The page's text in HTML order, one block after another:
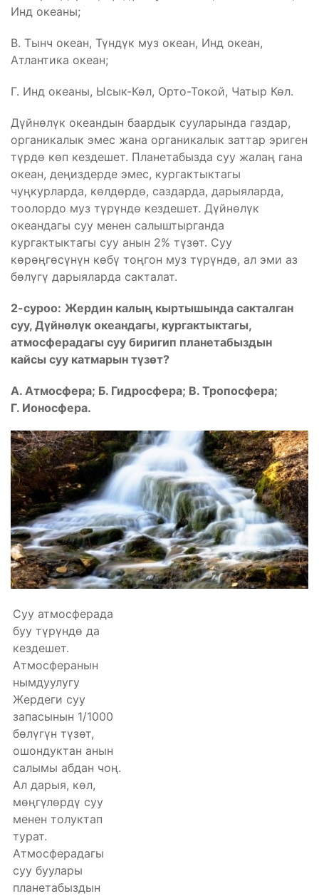
Инд океаны;
В. Тынч океан, Түндүк муз океан, Инд океан,
Атлантика океан;
Г. Инд океаны, Ысык-Көл, Орто-Токой, Чатыр Көл.
Дүйнөлүк океандын баардык сууларында газдар,
органикалык эмес жана органикалык заттар эриген
түрдө көп кездешет. Планетабызда суу жалаң гана
океан, деңиздерде эмес, кургактыктагы
чуңкурларда, көлдөрдө, саздарда, дарыяларда,
тоолордо муз түрүндө кездешет. Дүйнөлүк
океандагы суу менен салыштырганда
кургактыктагы суу анын 2% түзөт. Суу
көрөңгөсүнүн көбү тоңгон муз түрүндө, ал эми аз
бөлүгү дарыяларда сакталат.
2-суроо: Жердин калың кыртышында сакталган
суу, Дүйнөлүк океандагы, кургактыктагы,
атмосферадагы суу биригип планетабыздын
кайсы суу катмарын түзөт?
А. Атмосфера; Б. Гидросфера; В. Тропосфера;
Г. Ионосфера.
Суу атмосферада
буу түрүндө да
кездешет.
Атмосферанын
нымдуулугу
Жердеги суу
запасынын 1/1000
бөлүгүн түзөт,
ошондуктан анын
салымы абдан чоң.
Ал дарыя, көл,
мөңгүлөрдү суу
менен толуктап
турат.
Атмосферадагы
суу буулары
планетабыздын